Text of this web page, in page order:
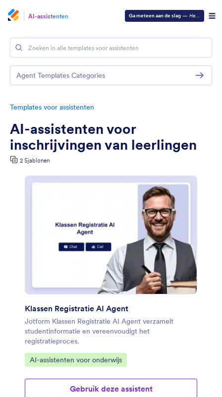
AI-assistenten Ga meteen aan de slag — Het is gratis!
Templates voor assistenten
AI-assistenten voor
inschrijvingen van leerlingen
2 Sjablonen
Klassen Registratie AI Agent
Jotform Klassen Registratie AI Agent verzamelt
studentinformatie en vereenvoudigt het
registratieproces.
Ga naar categorie:
AI-assistenten voor onderwijs
Gebruik deze assistent
Agent Templates Categories